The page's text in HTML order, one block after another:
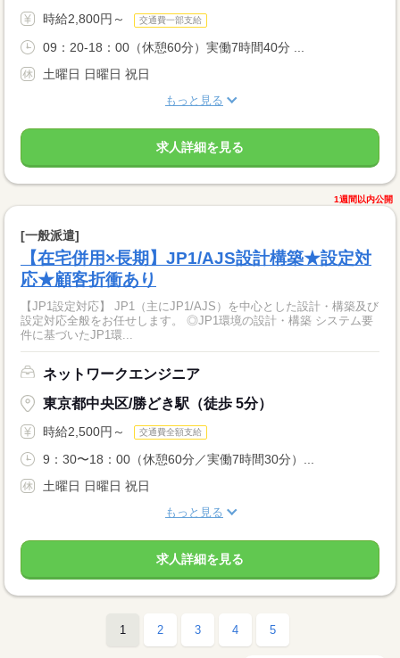
時給2,800円～ 交通費一部支給
09：20-18：00（休憩60分）実働7時間40分 ...
土曜日 日曜日 祝日
もっと見る
求人詳細を見る
1週間以内公開
[一般派遣]
【在宅併用×長期】JP1/AJS設計構築★設定対
応★顧客折衝あり
【JP1設定対応】 JP1（主にJP1/AJS）を中心とした設計・構築及び
設定対応全般をお任せします。 ◎JP1環境の設計・構築 システム要
件に基づいたJP1環...
ネットワークエンジニア
東京都中央区/勝どき駅（徒歩 5分）
時給2,500円～ 交通費全額支給
9：30〜18：00（休憩60分／実働7時間30分）...
土曜日 日曜日 祝日
もっと見る
求人詳細を見る
1 2 3 4 5